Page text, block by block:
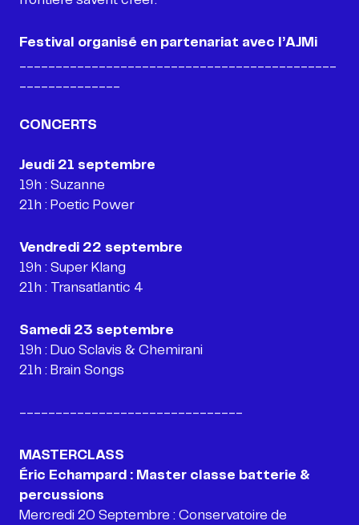
Jeudi 21 septembre
19h : Suzanne
21h : Poetic Power
Vendredi 22 septembre
19h : Super Klang
21h : Transatlantic 4
Samedi 23 septembre
19h : Duo Sclavis & Chemirani
21h : Brain Songs
-------------------------------
MASTERCLASS
Éric Echampard : Master classe batterie &
percussions
Mercredi 20 Septembre : Conservatoire de